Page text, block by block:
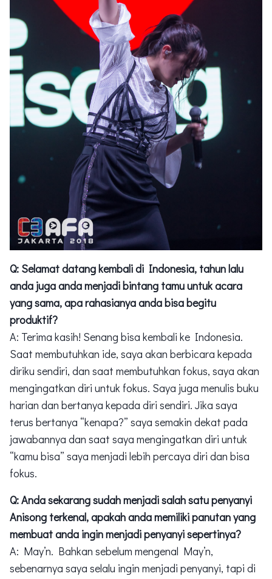
Q: Selamat datang kembali di Indonesia, tahun lalu
anda juga anda menjadi bintang tamu untuk acara
yang sama, apa rahasianya anda bisa begitu
produktif?
A: Terima kasih! Senang bisa kembali ke Indonesia.
Saat membutuhkan ide, saya akan berbicara kepada
diriku sendiri, dan saat membutuhkan fokus, saya akan
mengingatkan diri untuk fokus. Saya juga menulis buku
harian dan bertanya kepada diri sendiri. Jika saya
terus bertanya “kenapa?” saya semakin dekat pada
jawabannya dan saat saya mengingatkan diri untuk
“kamu bisa” saya menjadi lebih percaya diri dan bisa
fokus.
Q: Anda sekarang sudah menjadi salah satu penyanyi
Anisong terkenal, apakah anda memiliki panutan yang
membuat anda ingin menjadi penyanyi sepertinya?
A: May’n. Bahkan sebelum mengenal May’n,
sebenarnya saya selalu ingin menjadi penyanyi, tapi di